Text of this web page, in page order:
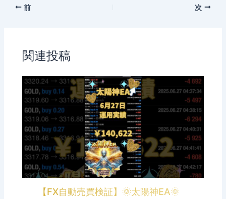
前 次
関連投稿
【FX自動売買検証】🌞太陽神EA🌞